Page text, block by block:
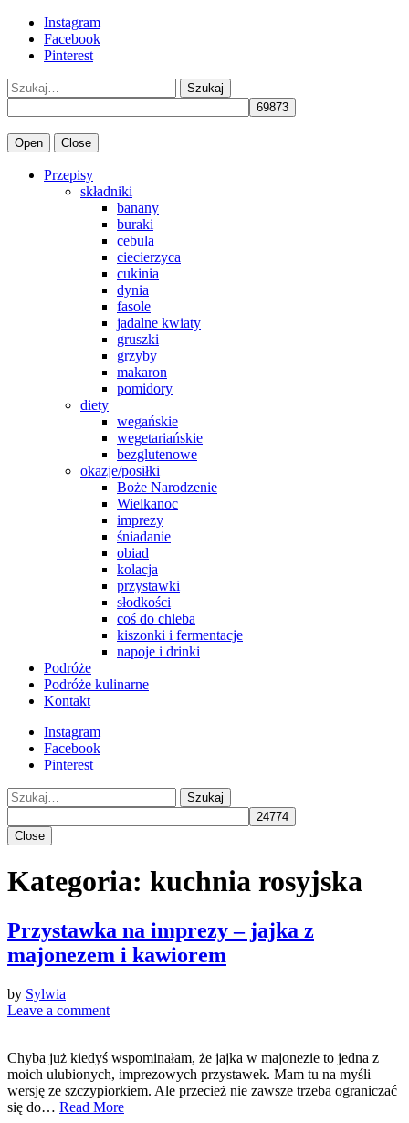
Instagram
Facebook
Pinterest
Szukaj
Open Close
Przepisy
składniki
banany
buraki
cebula
ciecierzyca
cukinia
dynia
fasole
jadalne kwiaty
gruszki
grzyby
makaron
pomidory
diety
wegańskie
wegetariańskie
bezglutenowe
okazje/posiłki
Boże Narodzenie
Wielkanoc
imprezy
śniadanie
obiad
kolacja
przystawki
słodkości
coś do chleba
kiszonki i fermentacje
napoje i drinki
Podróże
Podróże kulinarne
Kontakt
Instagram
Facebook
Pinterest
Szukaj
Close
Kategoria: kuchnia rosyjska
Przystawka na imprezy – jajka z
majonezem i kawiorem
by Sylwia
Leave a comment
Chyba już kiedyś wspominałam, że jajka w majonezie to jedna z
moich ulubionych, imprezowych przystawek. Mam tu na myśli
wersję ze szczypiorkiem. Ale przecież nie zawsze trzeba ograniczać
się do… Read More